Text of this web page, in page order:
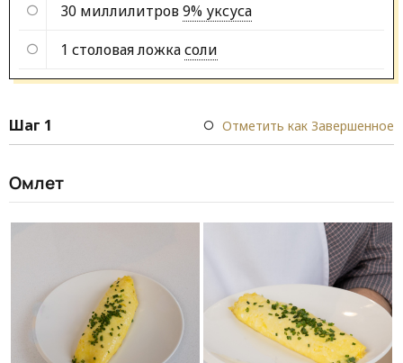
30 миллилитров9% уксуса
1 столовая ложкасоли
Шаг 1 Отметить как Завершенное
Омлет